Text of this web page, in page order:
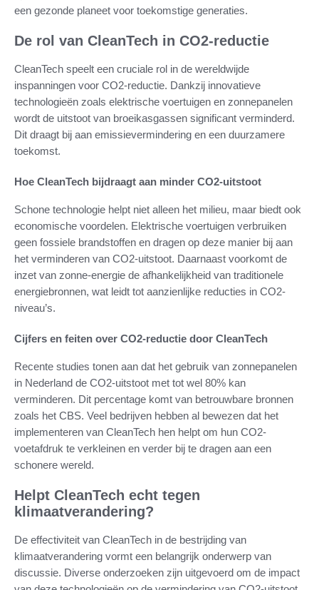
een gezonde planeet voor toekomstige generaties.
De rol van CleanTech in CO2-reductie
CleanTech speelt een cruciale rol in de wereldwijde
inspanningen voor CO2-reductie. Dankzij innovatieve
technologieën zoals elektrische voertuigen en zonnepanelen
wordt de uitstoot van broeikasgassen significant verminderd.
Dit draagt bij aan emissievermindering en een duurzamere
toekomst.
Hoe CleanTech bijdraagt aan minder CO2-uitstoot
Schone technologie helpt niet alleen het milieu, maar biedt ook
economische voordelen. Elektrische voertuigen verbruiken
geen fossiele brandstoffen en dragen op deze manier bij aan
het verminderen van CO2-uitstoot. Daarnaast voorkomt de
inzet van zonne-energie de afhankelijkheid van traditionele
energiebronnen, wat leidt tot aanzienlijke reducties in CO2-
niveau’s.
Cijfers en feiten over CO2-reductie door CleanTech
Recente studies tonen aan dat het gebruik van zonnepanelen
in Nederland de CO2-uitstoot met tot wel 80% kan
verminderen. Dit percentage komt van betrouwbare bronnen
zoals het CBS. Veel bedrijven hebben al bewezen dat het
implementeren van CleanTech hen helpt om hun CO2-
voetafdruk te verkleinen en verder bij te dragen aan een
schonere wereld.
Helpt CleanTech echt tegen
klimaatverandering?
De effectiviteit van CleanTech in de bestrijding van
klimaatverandering vormt een belangrijk onderwerp van
discussie. Diverse onderzoeken zijn uitgevoerd om de impact